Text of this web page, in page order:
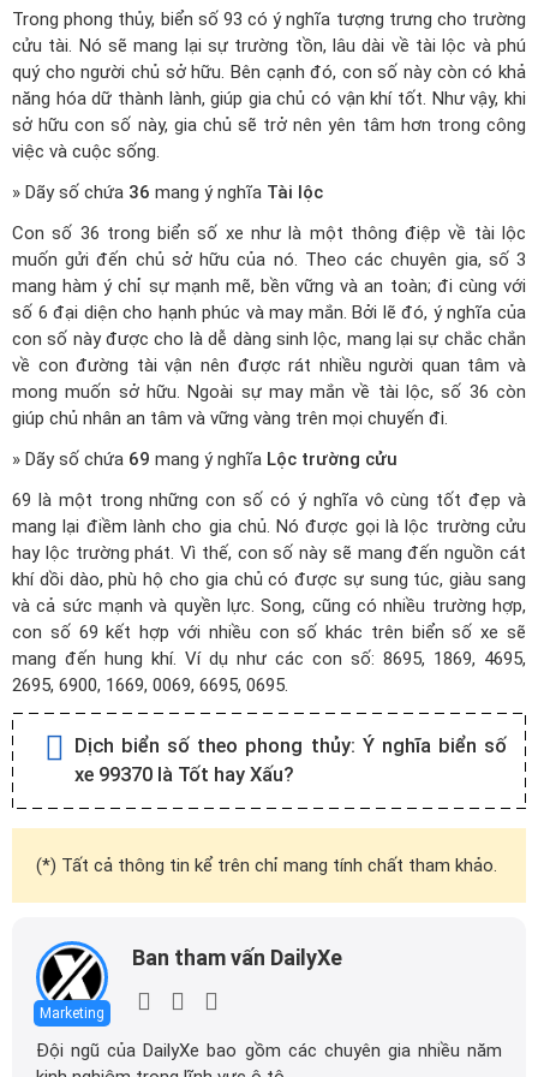
Trong phong thủy, biển số 93 có ý nghĩa tượng trưng cho trường
cửu tài. Nó sẽ mang lại sự trường tồn, lâu dài về tài lộc và phú
quý cho người chủ sở hữu. Bên cạnh đó, con số này còn có khả
năng hóa dữ thành lành, giúp gia chủ có vận khí tốt. Như vậy, khi
sở hữu con số này, gia chủ sẽ trở nên yên tâm hơn trong công
việc và cuộc sống.
» Dãy số chứa 36 mang ý nghĩa Tài lộc
Con số 36 trong biển số xe như là một thông điệp về tài lộc
muốn gửi đến chủ sở hữu của nó. Theo các chuyên gia, số 3
mang hàm ý chỉ sự mạnh mẽ, bền vững và an toàn; đi cùng với
số 6 đại diện cho hạnh phúc và may mắn. Bởi lẽ đó, ý nghĩa của
con số này được cho là dễ dàng sinh lộc, mang lại sự chắc chắn
về con đường tài vận nên được rát nhiều người quan tâm và
mong muốn sở hữu. Ngoài sự may mắn về tài lộc, số 36 còn
giúp chủ nhân an tâm và vững vàng trên mọi chuyến đi.
» Dãy số chứa 69 mang ý nghĩa Lộc trường cửu
69 là một trong những con số có ý nghĩa vô cùng tốt đẹp và
mang lại điềm lành cho gia chủ. Nó được gọi là lộc trường cửu
hay lộc trường phát. Vì thế, con số này sẽ mang đến nguồn cát
khí dồi dào, phù hộ cho gia chủ có được sự sung túc, giàu sang
và cả sức mạnh và quyền lực. Song, cũng có nhiều trường hợp,
con số 69 kết hợp với nhiều con số khác trên biển số xe sẽ
mang đến hung khí. Ví dụ như các con số: 8695, 1869, 4695,
2695, 6900, 1669, 0069, 6695, 0695.
Dịch biển số theo phong thủy: Ý nghĩa biển số
xe 99370 là Tốt hay Xấu?
(*) Tất cả thông tin kể trên chỉ mang tính chất tham khảo.
Marketing
Ban tham vấn DailyXe
Đội ngũ của DailyXe bao gồm các chuyên gia nhiều năm